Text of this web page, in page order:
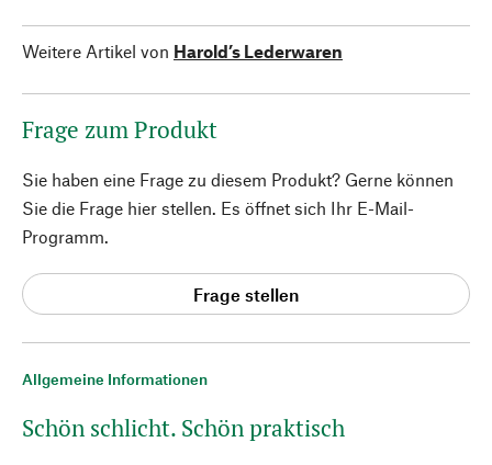
Allgemeine Informationen
Schön schlicht. Schön praktisch
Weitere Artikel von Harold’s Lederwaren
Frage zum Produkt
Sie haben eine Frage zu diesem Produkt? Gerne können
Sie die Frage hier stellen. Es öffnet sich Ihr E-Mail-
Programm.
Frage stellen